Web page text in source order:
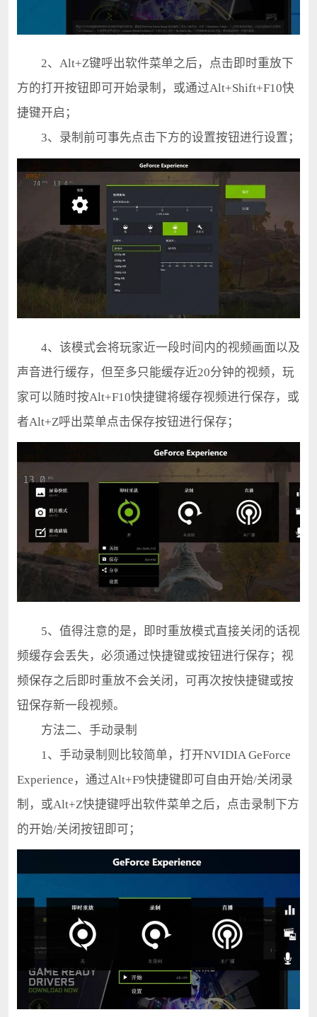
2、Alt+Z键呼出软件菜单之后，点击即时重放下
方的打开按钮即可开始录制，或通过Alt+Shift+F10快
捷键开启；
3、录制前可事先点击下方的设置按钮进行设置；
4、该模式会将玩家近一段时间内的视频画面以及
声音进行缓存，但至多只能缓存近20分钟的视频，玩
家可以随时按Alt+F10快捷键将缓存视频进行保存，或
者Alt+Z呼出菜单点击保存按钮进行保存；
5、值得注意的是，即时重放模式直接关闭的话视
频缓存会丢失，必须通过快捷键或按钮进行保存；视
频保存之后即时重放不会关闭，可再次按快捷键或按
钮保存新一段视频。
方法二、手动录制
1、手动录制则比较简单，打开NVIDIA GeForce
Experience，通过Alt+F9快捷键即可自由开始/关闭录
制，或Alt+Z快捷键呼出软件菜单之后，点击录制下方
的开始/关闭按钮即可；